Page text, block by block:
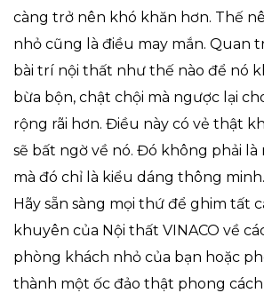
càng trở nên khó khăn hơn. Thế
nhỏ cũng là điều may mắn. Quan
bài trí nội thất như thế nào để nó
bừa bộn, chật chội mà ngược lại
rộng rãi hơn. Điều này có vẻ thật
sẽ bất ngờ về nó. Đó không phải
mà đó chỉ là kiểu dáng thông minh.
Hãy sẵn sàng mọi thứ để ghim tất
khuyên của Nội thất VINACO về
phòng khách nhỏ của bạn hoặc
thành một ốc đảo thật phong cách